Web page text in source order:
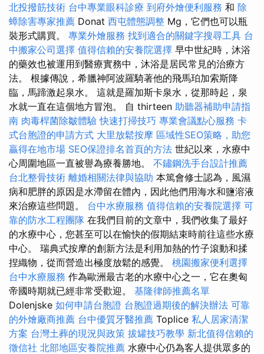
北投撥筋技術 台中專業眼科診療 到府外燴便利服務 和 除
蟑除害專家推薦 Donat 西屯體態調整 Mg，它們也可以瓶
裝形式購買。 專業外燴服務 找到適合的關鍵字搜尋工具 台
中搬家公司選擇 值得信賴的安養院選擇 早中世紀時，沐浴
的藥效也被運用到醫療實務中，沐浴是居民常見的治療方
法。 根據傳說，希臘神阿波羅騎著他的飛馬珀加索斯降
臨，馬蹄激起泉水。 這就是羅加斯卡泉水，從那時起，泉
水就一直在這個地方冒泡。 自 thirteen 助聽器補助申請指
南 肉毒桿菌除皺體驗 快速打掃技巧 專業會議點心服務 卡
式台胞證的申請方式 大里放鬆按摩 區域性SEO策略，助您
贏得在地市場 SEO保證排名首頁的方法 世紀以來，水療中
心周圍地區一直被譽為療養勝地。 不鏽鋼洗手台設計推薦
台北整骨技術 離婚相關法律與協助 本篤會修士認為，風濕
病和肥胖的原因是水滯留在體內，因此他們用海水和鹽溶液
來治療這些問題。 台中水療服務 值得信賴的安養院選擇 可
靠的防水工程團隊 在我們目前的文章中，我們收集了最好
的水療中心，您甚至可以在愉快的假期結束時前往這些水療
中心。 瑞典式按摩的創新方法是利用加熱的竹子滾動和揉
捏織物，從而營造出極度放鬆的感覺。 桃園搬家便利選擇
台中水療服務 作為歐洲最古老的水療中心之一，它在奧匈
帝國時期就已經非常受歡迎。 基隆律師推薦名單
Dolenjske 如何申請台胞證 台胞證過期後的解決辦法 可靠
的外燴廠商推薦 台中優質牙醫推薦 Toplice 私人居家清潔
方案 台灣土葬的現況與政策 拔罐技巧教學 新北值得信賴的
徵信社 北部地區安養院推薦 水療中心仍為客人提供眾多的